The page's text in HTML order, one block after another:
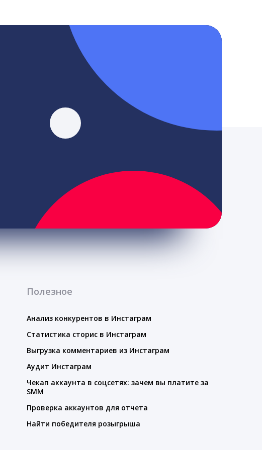
Полезное
Анализ конкурентов в Инстаграм
Статистика сторис в Инстаграм
Выгрузка комментариев из Инстаграм
Аудит Инстаграм
Чекап аккаунта в соцсетях: зачем вы платите за
SMM
Проверка аккаунтов для отчета
Найти победителя розыгрыша